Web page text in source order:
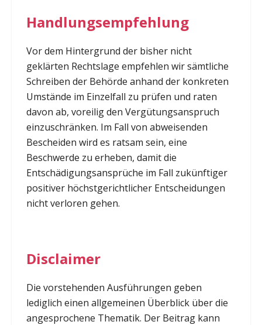
Handlungsempfehlung
Vor dem Hintergrund der bisher nicht
geklärten Rechtslage empfehlen wir sämtliche
Schreiben der Behörde anhand der konkreten
Umstände im Einzelfall zu prüfen und raten
davon ab, voreilig den Vergütungsanspruch
einzuschränken. Im Fall von abweisenden
Bescheiden wird es ratsam sein, eine
Beschwerde zu erheben, damit die
Entschädigungsansprüche im Fall zukünftiger
positiver höchstgerichtlicher Entscheidungen
nicht verloren gehen.
Disclaimer
Die vorstehenden Ausführungen geben
lediglich einen allgemeinen Überblick über die
angesprochene Thematik. Der Beitrag kann